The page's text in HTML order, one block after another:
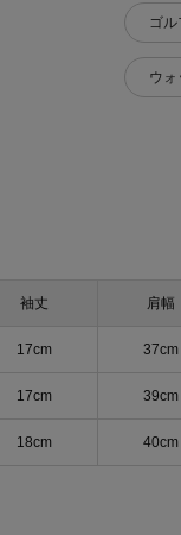
ゴル
ウォ
袖丈 肩幅
17cm 37cm
17cm 39cm
18cm 40cm